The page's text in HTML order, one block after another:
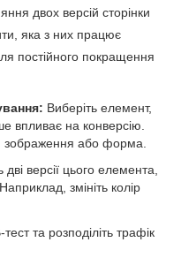
двох версій сторінки
яка з них працює
постійного покращення
Виберіть елемент,
впливає на конверсію.
зображення або форма.
дві версії цього елемента,
змініть колір
тест та розподіліть трафік